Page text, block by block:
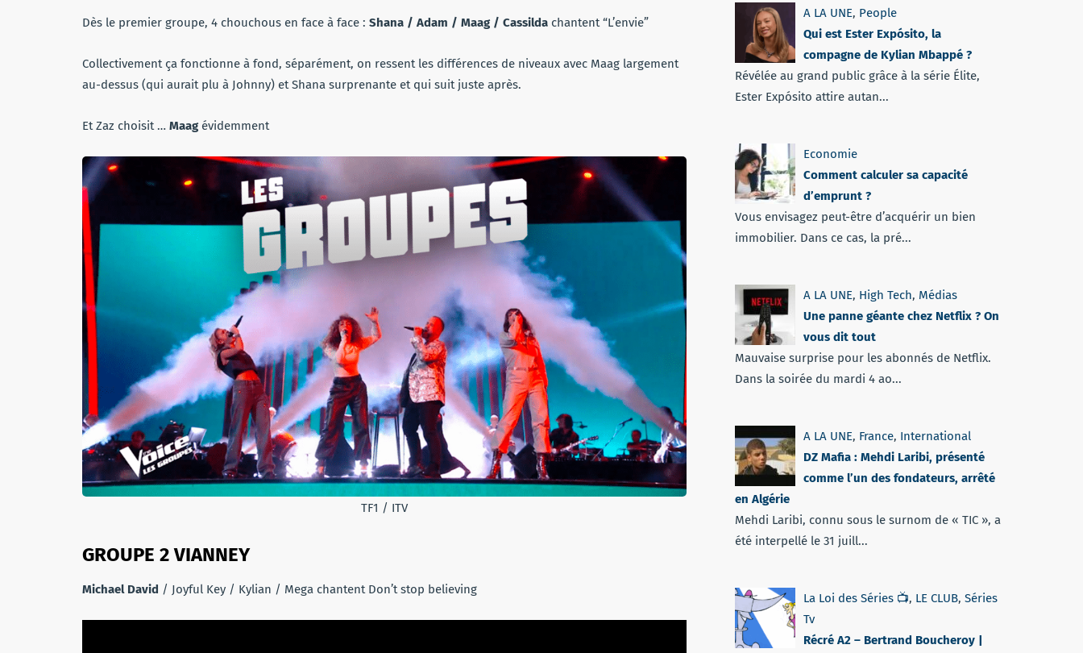
Dès le premier groupe, 4 chouchous en face à face : Shana / Adam / Maag / Cassilda chantent “L’envie”
Collectivement ça fonctionne à fond, séparément, on ressent les différences de niveaux avec Maag largement
au-dessus (qui aurait plu à Johnny) et Shana surprenante et qui suit juste après.
Et Zaz choisit … Maag évidemment
TF1 / ITV
GROUPE 2 VIANNEY
Michael David / Joyful Key / Kylian / Mega chantent Don’t stop believing
A LA UNE, People
Qui est Ester Expósito, la
compagne de Kylian Mbappé ?
Révélée au grand public grâce à la série Élite,
Ester Expósito attire autan...
Economie
Comment calculer sa capacité
d’emprunt ?
Vous envisagez peut-être d’acquérir un bien
immobilier. Dans ce cas, la pré...
A LA UNE, High Tech, Médias
Une panne géante chez Netflix ? On
vous dit tout
Mauvaise surprise pour les abonnés de Netflix.
Dans la soirée du mardi 4 ao...
A LA UNE, France, International
DZ Mafia : Mehdi Laribi, présenté
comme l’un des fondateurs, arrêté
en Algérie
Mehdi Laribi, connu sous le surnom de « TIC », a
été interpellé le 31 juill...
La Loi des Séries 📺, LE CLUB, Séries
Tv
Récré A2 – Bertrand Boucheroy |